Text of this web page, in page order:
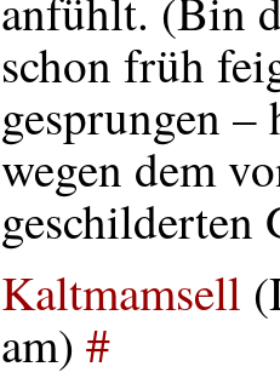
schon früh
gesprungen –
wegen dem
geschilderten
Kaltmamsell
am) #